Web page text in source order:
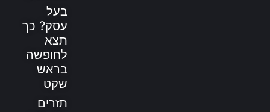
בעל
עסק? כך
תצא
לחופשה
בראש
שקט
תזרים